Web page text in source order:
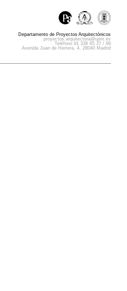
Departamento de Proyectos Arquitectónicos
proyectos.arquitectura@upm.es
Teléfono 91 336 65 37 / 89
Avenida Juan de Herrera, 4. 28040 Madrid